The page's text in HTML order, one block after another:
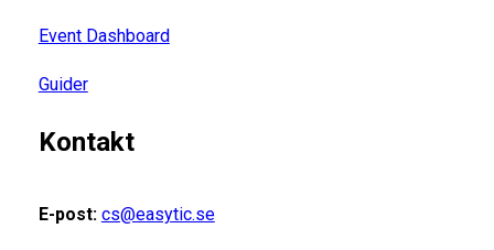
Event Dashboard
Guider
Kontakt
E-post: cs@easytic.se